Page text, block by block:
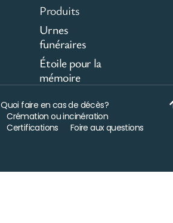
Produits
Urnes
funéraires
Étoile pour la
mémoire
Quoi faire en cas de décès?
Crémation ou incinération
Certifications
Foire aux questions